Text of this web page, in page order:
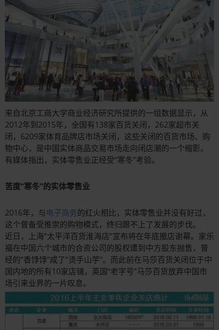
来自北京工商大学商业经济研究所提供的一组数据显示，从
2012年到2015年，全国有138家百货关闭，262家超市关
闭，6209家体育品牌店市场关闭，这些关闭的百货市场、购
物中心，是中国实体商品交易市场走向闭店潮的一个缩影。
有媒体指出，实体零售业正经受“寒冬”考验。
苦度“寒冬”的实体零售业
2016年，与电子商务的红火相比，实体零售业并没有好过，
这个曾备受推崇的购物模式，终归跟不上了发展的步伐。
近日，上海“太平洋百货淮海店”宣布将在年底撤店谢幕。家乐
福在中国六个城市的合资公司的股权遭到中方股东抛售，曾
经的“香饽饽”成了“烫手山芋”。而此前在马莎百货关闭位于中
国内地的所有10家店铺，英国“老字号”马莎百货放弃中国市
场引来业界的一片叹息。